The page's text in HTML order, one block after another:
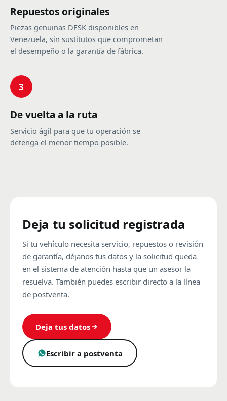
Repuestos originales
Piezas genuinas DFSK disponibles en
Venezuela, sin sustitutos que comprometan
el desempeño o la garantía de fábrica.
3
De vuelta a la ruta
Servicio ágil para que tu operación se
detenga el menor tiempo posible.
Deja tu solicitud registrada
Si tu vehículo necesita servicio, repuestos o revisión
de garantía, déjanos tus datos y la solicitud queda
en el sistema de atención hasta que un asesor la
resuelva. También puedes escribir directo a la línea
de postventa.
Deja tus datos
Escribir a postventa